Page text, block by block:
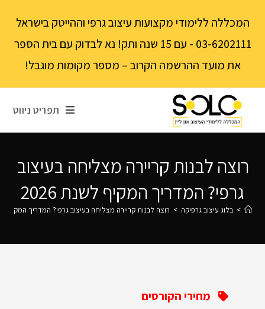
המכללה ללימודי מקצועות עיצוב גרפי וההייטק בישראל
03-6202111 - עם 15 שנה ותק! נא לבדוק עם בית הספר
את מועד ההרשמה הקרוב – מספר מקומות מוגבל!
תפריט ניווט
רוצה לבנות קריירה מצליחה בעיצוב
גרפי? המדריך המקיף לשנת 2026
> בלוג עיצוב גרפיקה > רוצה לבנות קריירה מצליחה בעיצוב גרפי? המדריך המקיף
מחירי הקורסים